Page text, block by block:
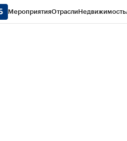
МероприятияОтраслиНедвижимость